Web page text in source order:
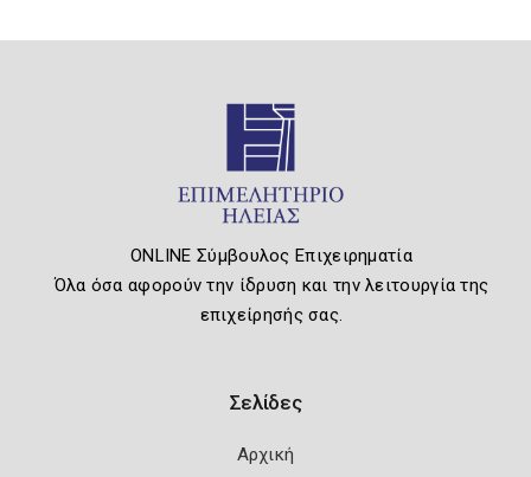
ONLINE Σύμβουλος Επιχειρηματία
Όλα όσα αφορούν την ίδρυση και την λειτουργία της
επιχείρησής σας.
Σελίδες
Αρχική